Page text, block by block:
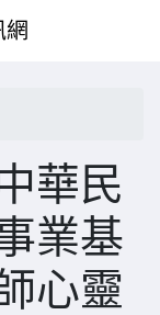
華民
業基
心靈